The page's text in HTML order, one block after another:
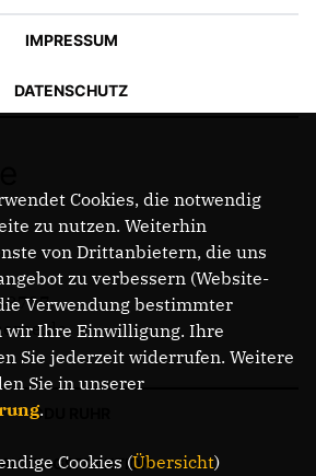
IMPRESSUM
DATENSCHUTZ
CDU RUHR
Cookies, die notwendig
zu nutzen. Weiterhin
von Drittanbietern, die uns
zu verbessern (Website-
Verwendung bestimmter
wir Ihre Einwilligung. Ihre
Sie jederzeit widerrufen. Weitere
Sie in unserer
.
Cookies (Übersicht)